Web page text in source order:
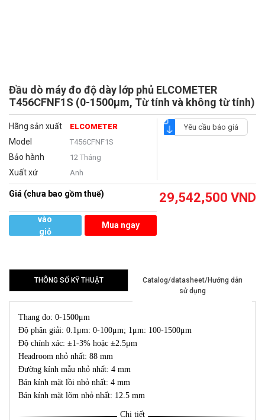
Đầu dò máy đo độ dày lớp phủ ELCOMETER
T456CFNF1S (0-1500μm, Từ tính và không từ tính)
Hãng sản xuất ELCOMETER
Model T456CFNF1S
Bảo hành 12 Tháng
Xuất xứ Anh
Yêu cầu báo giá
Giá (chưa bao gồm thuế) 29,542,500 VND
vào
giỏ
Mua ngay
THÔNG SỐ KỸ THUẬT
Catalog/datasheet/Hướng dẫn
sử dụng
Thang đo: 0-1500μm
Độ phân giải: 0.1μm: 0-100μm; 1μm: 100-1500μm
Độ chính xác: ±1-3% hoặc ±2.5μm
Headroom nhỏ nhất: 88 mm
Đường kính mẫu nhỏ nhất: 4 mm
Bán kính mặt lồi nhỏ nhất: 4 mm
Bán kính mặt lõm nhỏ nhất: 12.5 mm
Chi tiết